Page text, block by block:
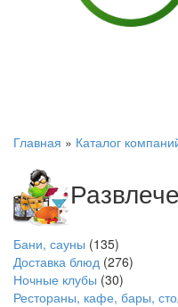
Главная » Каталог
Бани, сауны (135)
Доставка блюд (276)
Ночные клубы (30)
Рестораны, кафе, бары,